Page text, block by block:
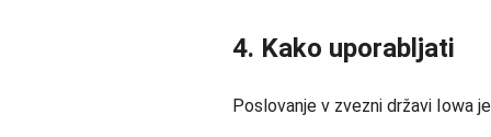
4. Kako uporabljati
Poslovanje v zvezni državi Iowa